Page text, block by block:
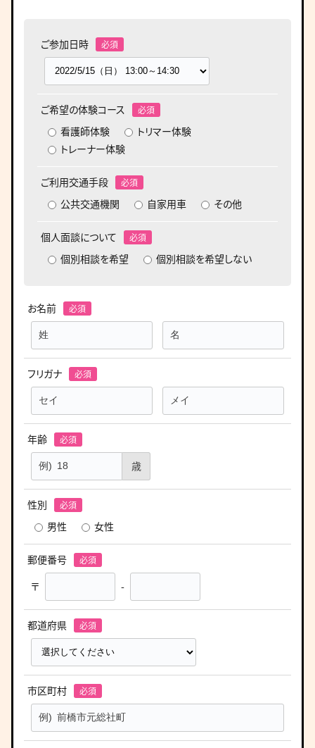
ご参加日時
ご希望の体験コース
看護師体験
トリマー体験
トレーナー体験
ご利用交通手段
公共交通機関
自家用車 その他
個人面談について
個別相談を希望
個別相談を希望しない
お名前
フリガナ
年齢
歳
性別
男性
女性
郵便番号
〒
-
都道府県
市区町村